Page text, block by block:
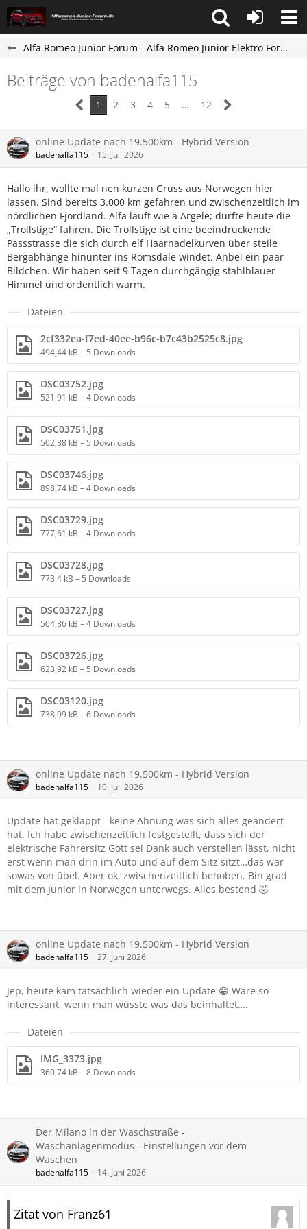
Alfa Romeo Junior Forum - Alfa Romeo Junior Elektro Forum
Beiträge von badenalfa115
1 2 3 4 5 … 12
online Update nach 19.500km - Hybrid Version
badenalfa115 15. Juli 2026
Hallo ihr, wollte mal nen kurzen Gruss aus Norwegen hier
lassen. Sind bereits 3.000 km gefahren und zwischenzeitlich im
nördlichen Fjordland. Alfa läuft wie ä Ärgele; durfte heute die
„Trollstige“ fahren. Die Trollstige ist eine beeindruckende
Passstrasse die sich durch elf Haarnadelkurven über steile
Bergabhänge hinunter ins Romsdale windet. Anbei ein paar
Bildchen. Wir haben seit 9 Tagen durchgängig stahlblauer
Himmel und ordentlich warm.
Dateien
2cf332ea-f7ed-40ee-b96c-b7c43b2525c8.jpg
494,44 kB – 5 Downloads
DSC03752.jpg
521,91 kB – 4 Downloads
DSC03751.jpg
502,88 kB – 5 Downloads
DSC03746.jpg
898,74 kB – 4 Downloads
DSC03729.jpg
777,61 kB – 4 Downloads
DSC03728.jpg
773,4 kB – 5 Downloads
DSC03727.jpg
504,86 kB – 4 Downloads
DSC03726.jpg
623,92 kB – 5 Downloads
DSC03120.jpg
738,99 kB – 6 Downloads
online Update nach 19.500km - Hybrid Version
badenalfa115 10. Juli 2026
Update hat geklappt - keine Ahnung was sich alles geändert
hat. Ich habe zwischenzeitlich festgestellt, dass sich der
elektrische Fahrersitz Gott sei Dank auch verstellen lässt, nicht
erst wenn man drin im Auto und auf dem Sitz sitzt…das war
sowas von übel. Aber ok, zwischenzeitlich behoben. Bin grad
mit dem Junior in Norwegen unterwegs. Alles bestend 🤣
online Update nach 19.500km - Hybrid Version
badenalfa115 27. Juni 2026
Jep, heute kam tatsächlich wieder ein Update 😁 Wäre so
interessant, wenn man wüsste was das beinhaltet….
Dateien
IMG_3373.jpg
360,74 kB – 8 Downloads
Der Milano in der Waschstraße -
Waschanlagenmodus - Einstellungen vor dem
Waschen
badenalfa115 14. Juni 2026
Zitat von Franz61